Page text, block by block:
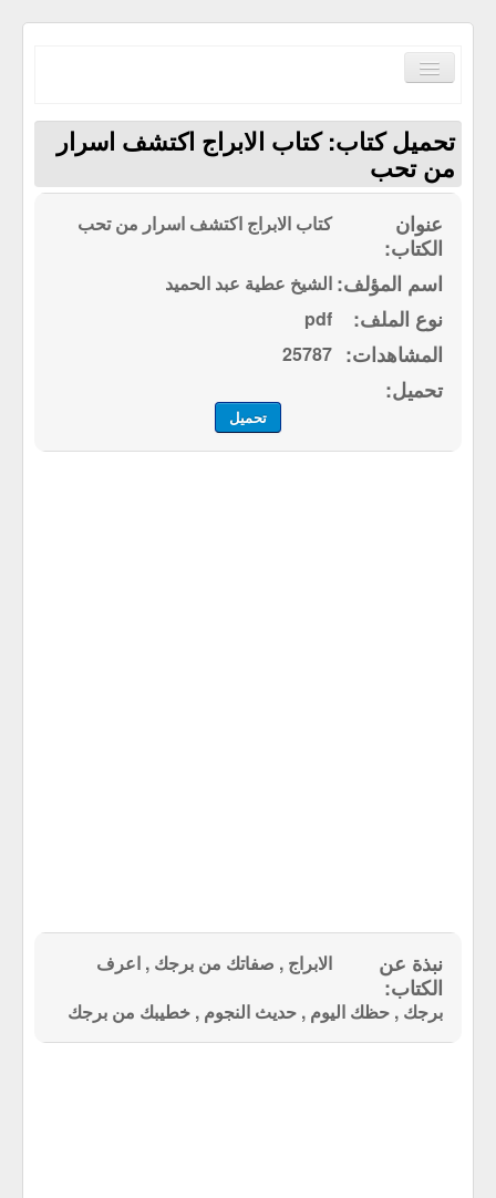
Toggle
Navigation
الصفحة الرئيسية
مكتبة القرآن الكريم
سياسة الموقع
تحميل كتاب: كتاب الابراج اكتشف اسرار
من تحب
كتاب الابراج اكتشف اسرار من تحب
الشيخ عطية عبد الحميد
pdf
25787
تحميل
الابراج , صفاتك من برجك , اعرف
برجك , حظك اليوم , حديث النجوم , خطيبك من برجك